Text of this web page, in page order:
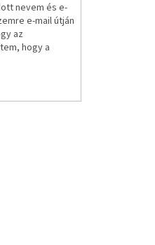
nevem és e-
e-mail útján
az
hogy a